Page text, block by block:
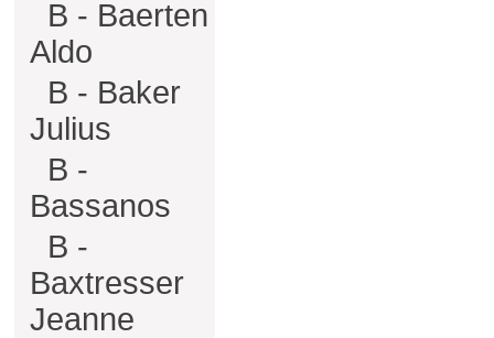
B - Baerten
Aldo
B - Baker
Julius
B -
Bassanos
B -
Baxtresser
Jeanne